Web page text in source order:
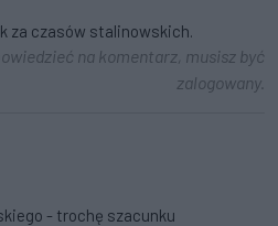
za czasów stalinowskich.
na komentarz, musisz być
zalogowany.
- trochę szacunku